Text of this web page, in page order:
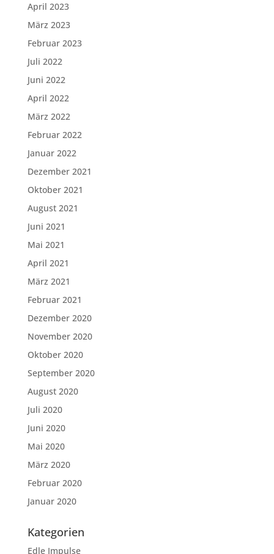
April 2023
März 2023
Februar 2023
Juli 2022
Juni 2022
April 2022
März 2022
Februar 2022
Januar 2022
Dezember 2021
Oktober 2021
August 2021
Juni 2021
Mai 2021
April 2021
März 2021
Februar 2021
Dezember 2020
November 2020
Oktober 2020
September 2020
August 2020
Juli 2020
Juni 2020
Mai 2020
März 2020
Februar 2020
Januar 2020
Kategorien
Edle Impulse